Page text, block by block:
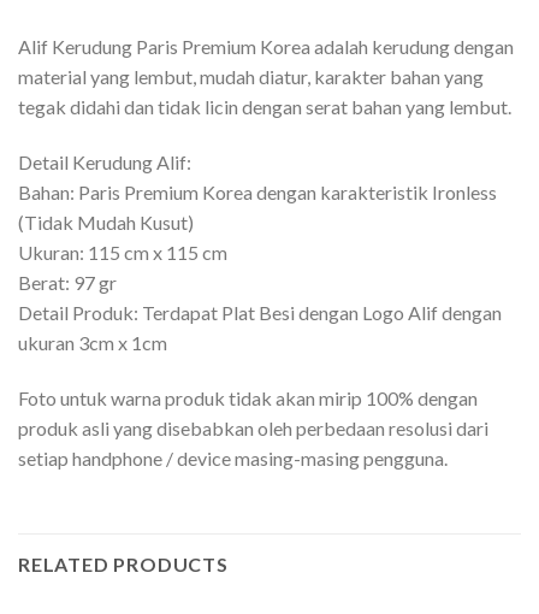
Alif Kerudung Paris Premium Korea adalah kerudung dengan
material yang lembut, mudah diatur, karakter bahan yang
tegak didahi dan tidak licin dengan serat bahan yang lembut.
Detail Kerudung Alif:
Bahan: Paris Premium Korea dengan karakteristik Ironless
(Tidak Mudah Kusut)
Ukuran: 115 cm x 115 cm
Berat: 97 gr
Detail Produk: Terdapat Plat Besi dengan Logo Alif dengan
ukuran 3cm x 1cm
Foto untuk warna produk tidak akan mirip 100% dengan
produk asli yang disebabkan oleh perbedaan resolusi dari
setiap handphone / device masing-masing pengguna.
RELATED PRODUCTS